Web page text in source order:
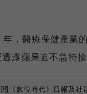
，醫療保健產業
露蘋果迫不急待搶
《數位時代》日報及社